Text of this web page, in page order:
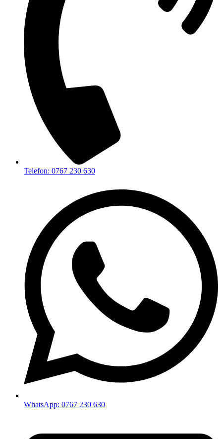
Telefon: 0767 230 630
WhatsApp: 0767 230 630